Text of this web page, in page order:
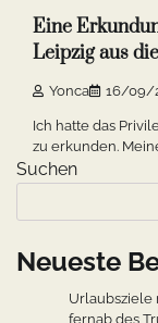
Eine
Leipzig aus
Yonca 16/09/
Ich hatte das
zu erkunden.
Suchen
Neueste
Urlaubsziele
fernab des